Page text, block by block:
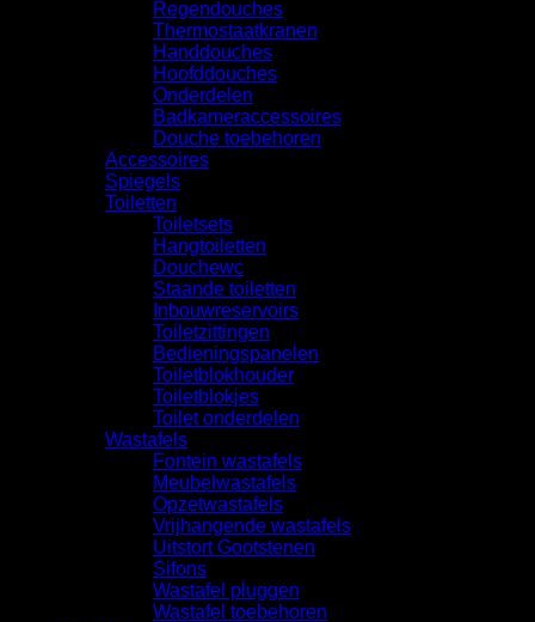
Regendouches
Thermostaatkranen
Handdouches
Hoofddouches
Onderdelen
Badkameraccessoires
Douche toebehoren
Accessoires
Spiegels
Toiletten
Toiletsets
Hangtoiletten
Douchewc
Staande toiletten
Inbouwreservoirs
Toiletzittingen
Bedieningspanelen
Toiletblokhouder
Toiletblokjes
Toilet onderdelen
Wastafels
Fontein wastafels
Meubelwastafels
Opzetwastafels
Vrijhangende wastafels
Uitstort Gootstenen
Sifons
Wastafel pluggen
Wastafel toebehoren